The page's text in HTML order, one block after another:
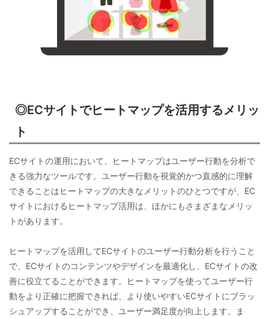
◎ECサイトでヒートマップを活用するメリッ
ト
ECサイトの運用において、ヒートマップはユーザー行動を分析で
きる強力なツールです。ユーザー行動を視覚的かつ直感的に理解
できることはヒートマップの大きなメリットのひとつですが、EC
サイトにおけるヒートマップ活用は、ほかにもさまざまなメリッ
トがあります。
ヒートマップを活用してECサイトのユーザー行動分析を行うこと
で、ECサイトのコンテンツやデザインを最適化し、ECサイトの改
善に役立てることができます。ヒートマップを使ってユーザー行
動をより正確に把握できれば、より使いやすいECサイトにブラッ
シュアップすることができ、ユーザー満足度が向上します。ま